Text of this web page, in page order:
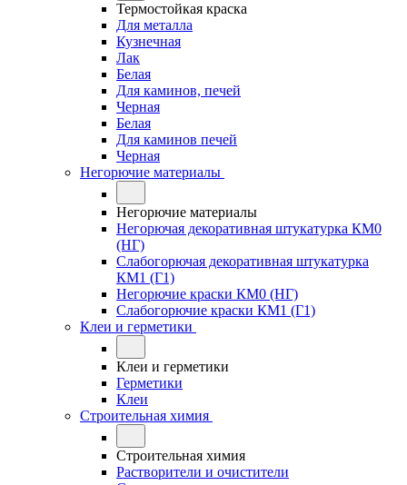
Термостойкая краска
Для металла
Кузнечная
Лак
Белая
Для каминов, печей
Черная
Белая
Для каминов печей
Черная
Негорючие материалы
Негорючие материалы
Негорючая декоративная штукатурка КМ0
(НГ)
Слабогорючая декоративная штукатурка
КМ1 (Г1)
Негорючие краски КМ0 (НГ)
Слабогорючие краски КМ1 (Г1)
Клеи и герметики
Клеи и герметики
Герметики
Клеи
Строительная химия
Строительная химия
Растворители и очистители